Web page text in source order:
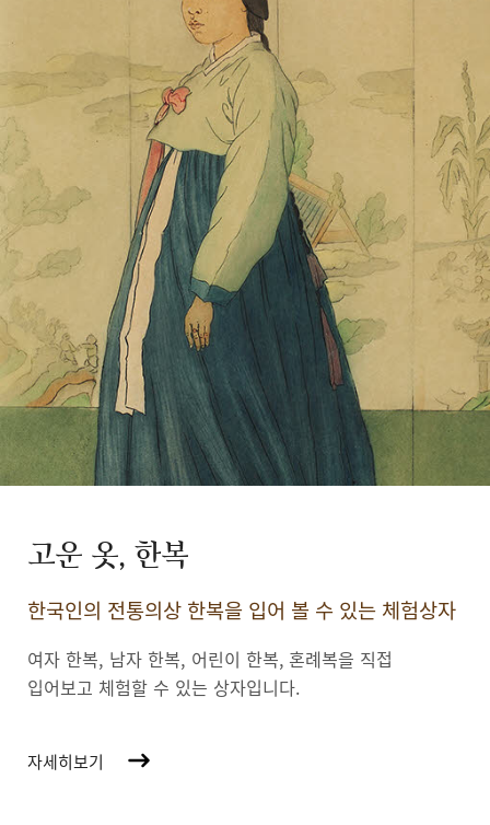
고운 옷, 한복
한국인의 전통의상 한복을 입어 볼 수 있는 체험상자
여자 한복, 남자 한복, 어린이 한복, 혼례복을 직접
입어보고 체험할 수 있는 상자입니다.
자세히보기